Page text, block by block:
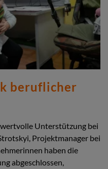
beruflicher
Unterstützung bei
Projektmanager bei
haben die
abgeschlossen,